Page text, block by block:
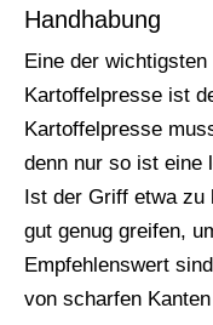
Handhabung
Eine der
Kartoffelpresse ist
Kartoffelpresse
denn nur so ist eine
Ist der Griff etwa
gut genug greifen,
Empfehlenswert
von scharfen